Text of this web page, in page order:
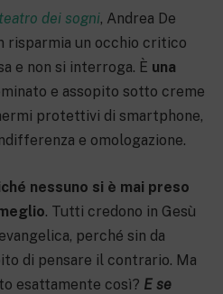
dei sogni, Andrea De
risparmia un occhio critico
e non si interroga. È una
e assopito sotto creme
protettivi di smartphone,
e omologazione.
nessuno si è mai preso
. Tutti credono in Gesù
perché sin da
di pensare il contrario. Ma
esattamente così? E se